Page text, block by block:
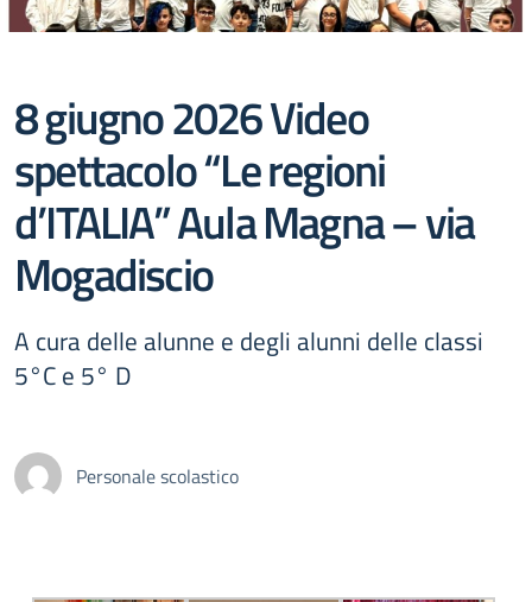
8 giugno 2026 Video
spettacolo “Le regioni
d’ITALIA” Aula Magna – via
Mogadiscio
A cura delle alunne e degli alunni delle classi
5°C e 5° D
Personale scolastico